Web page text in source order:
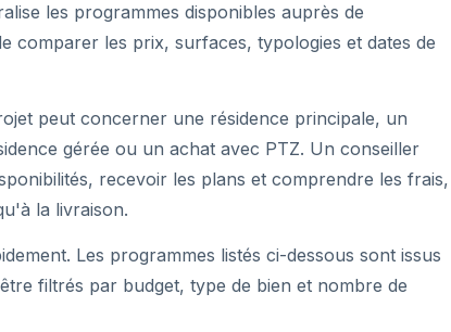
les programmes disponibles auprès de
comparer les prix, surfaces, typologies et dates de
peut concerner une résidence principale, un
gérée ou un achat avec PTZ. Un conseiller
recevoir les plans et comprendre les frais,
la livraison.
Les programmes listés ci-dessous sont issus
filtrés par budget, type de bien et nombre de